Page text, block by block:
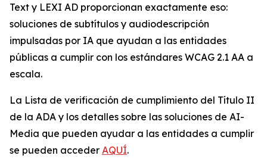
Text y LEXI AD proporcionan exactamente eso:
soluciones de subtítulos y audiodescripción
impulsadas por IA que ayudan a las entidades
públicas a cumplir con los estándares WCAG 2.1 AA a
escala.
La Lista de verificación de cumplimiento del Título II
de la ADA y los detalles sobre las soluciones de AI-
Media que pueden ayudar a las entidades a cumplir
se pueden acceder AQUÍ.